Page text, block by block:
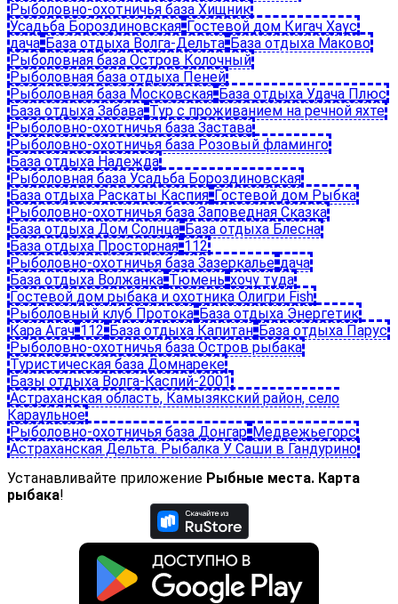
Рыболовно-охотничья база Хищник
Усадьба Бороздиновская Гостевой дом Кигач Хаус
дача База отдыха Волга-Дельта База отдыха Маково
Рыболовная база Остров Колочный
Рыболовная база отдыха Пеней
Рыболовная база Московская База отдыха Удача Плюс
База отдыха Забава Тур с проживанием на речной яхте
Рыболовно-охотничья база Застава
Рыболовно-охотничья база Розовый фламинго
База отдыха Надежда
Рыболовная база Усадьба Бороздиновская
База отдыха Раскаты Каспия Гостевой дом Рыбка
Рыболовно-охотничья база Заповедная Сказка
База отдыха Дом Солнца База отдыха Блесна
База отдыха Просторная 112
Рыболовно-охотничья база Зазеркалье дача
База отдыха Волжанка Тюмень хочу туда
Гостевой дом рыбака и охотника Олигри Fish
Рыболовный клуб Протока База отдыха Энергетик
Кара Агач 112 База отдыха Капитан База отдыха Парус
Рыболовно-охотничья база Остров рыбака
Туристическая база Домнареке
Базы отдыха Волга-Каспий-2001
Астраханская область, Камызякский район, cело
Караульное
Рыболовно-охотничья база Донгар Медвежьегорс
Астраханская Дельта. Рыбалка У Саши в Гандурино
Устанавливайте приложение Рыбные места. Карта
рыбака!